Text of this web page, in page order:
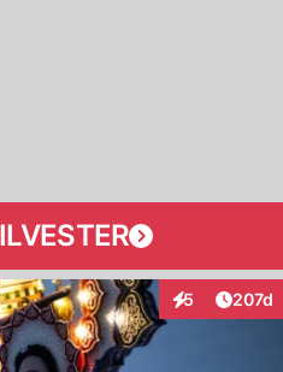
5
Interaktionen
207d